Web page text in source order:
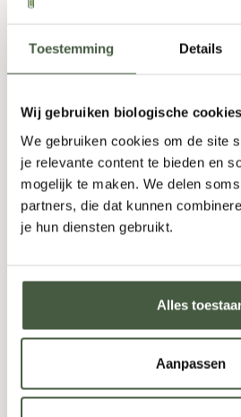
Toestemming Details
Wij gebruiken biologische cookies
We gebruiken cookies om de site
je relevante content te bieden en
mogelijk te maken. We delen
partners, die dat kunnen
je hun diensten gebruikt.
Alles
Aanpassen
500ml
23,95
Fles - +
TOEVOEGEN